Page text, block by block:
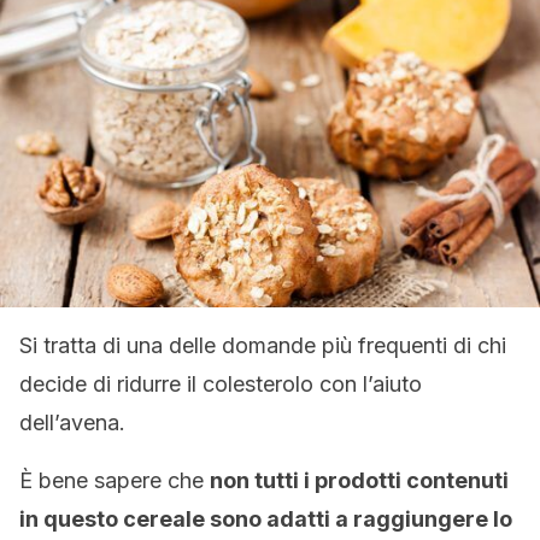
Si tratta di una delle domande più frequenti di chi
decide di ridurre il colesterolo con l’aiuto
dell’avena.
È bene sapere che non tutti i prodotti contenuti
in questo cereale sono adatti a raggiungere lo